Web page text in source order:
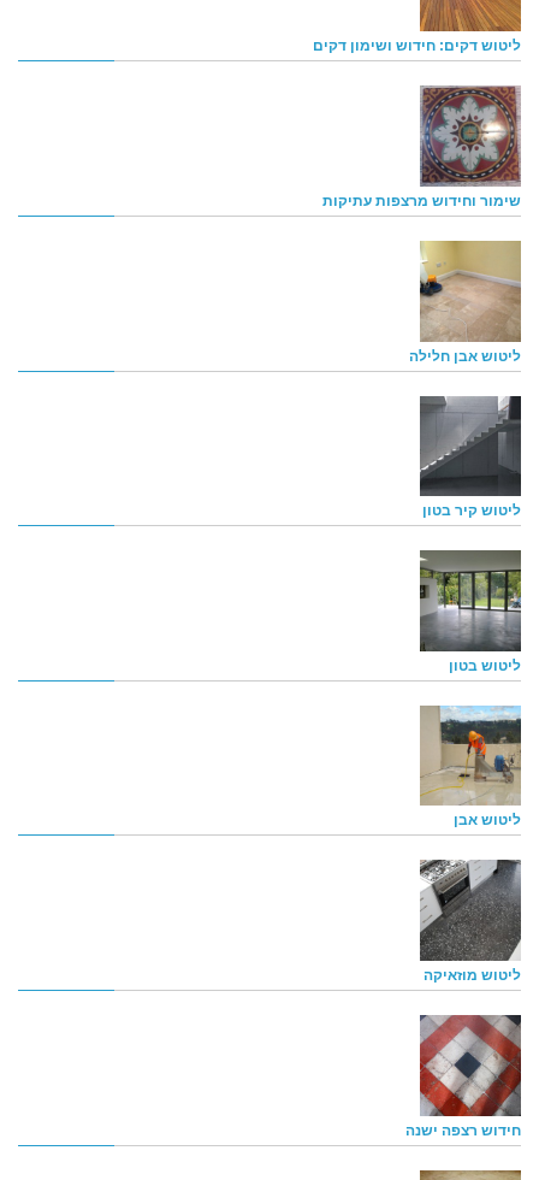
ליטוש דקים: חידוש ושימון דקים
שימור וחידוש מרצפות עתיקות
ליטוש אבן חלילה
ליטוש קיר בטון
ליטוש בטון
ליטוש אבן
ליטוש מוזאיקה
חידוש רצפה ישנה